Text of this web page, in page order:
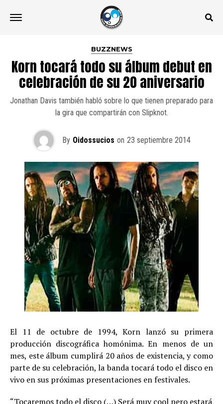
BUZZNEWS
Korn tocará todo su álbum debut en
celebración de su 20 aniversario
Jonathan Davis también habló sobre lo que tienen preparado para
la gira que compartirán con Slipknot.
By Oidossucios on 23 septiembre 2014
El 11 de octubre de 1994, Korn lanzó su primera
producción discográfica homónima. En menos de un
mes, este álbum cumplirá 20 años de existencia, y como
parte de su celebración, la banda tocará todo el disco en
vivo en sus próximas presentaciones en festivales.
“Tocaremos todo el disco (…) Será muy cool pero estará